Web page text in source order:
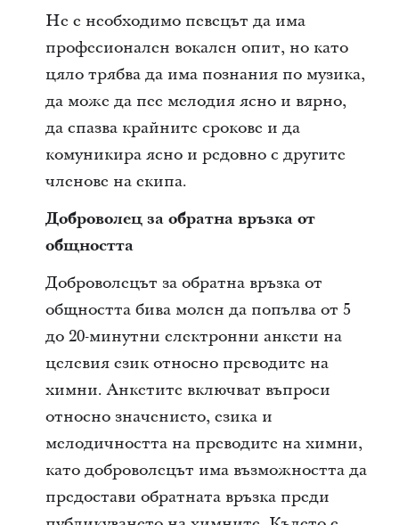
Не е необходимо певецът да има
професионален вокален опит, но като
цяло трябва да има познания по музика,
да може да пее мелодия ясно и вярно,
да спазва крайните срокове и да
комуникира ясно и редовно с другите
членове на екипа.
Доброволец за обратна връзка от
общността
Доброволецът за обратна връзка от
общността бива молен да попълва от 5
до 20-минутни електронни анкети на
целевия език относно преводите на
химни. Анкетите включват въпроси
относно значението, езика и
мелодичността на преводите на химни,
като доброволецът има възможността да
предостави обратната връзка преди